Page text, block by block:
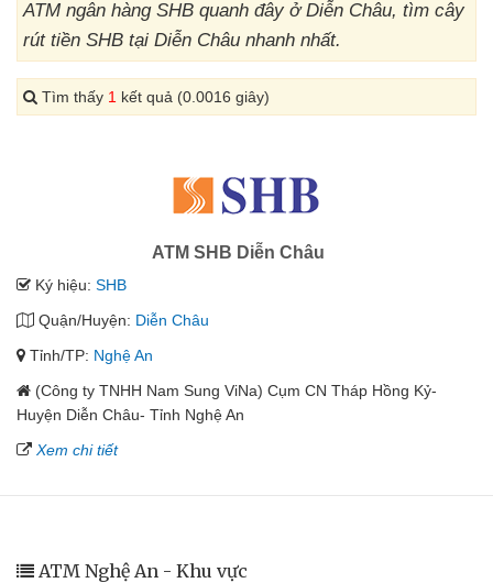
ATM ngân hàng SHB quanh đây ở Diễn Châu, tìm cây
rút tiền SHB tại Diễn Châu nhanh nhất.
Tìm thấy 1 kết quả (0.0016 giây)
ATM SHB Diễn Châu
Ký hiệu: SHB
Quận/Huyện: Diễn Châu
Tỉnh/TP: Nghệ An
(Công ty TNHH Nam Sung ViNa) Cụm CN Tháp Hồng Kỷ-
Huyện Diễn Châu- Tỉnh Nghệ An
Xem chi tiết
ATM Nghệ An - Khu vực